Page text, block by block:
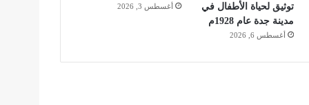
توثيق لحياة الأطفال في
مدينة جدة عام 1928م
أغسطس 6, 2026
أغسطس 3, 2026